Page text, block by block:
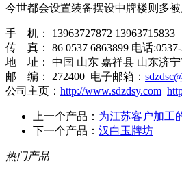
今世都会设置装备摆设中牌楼则多
手 机： 13963727872 13963715833
传 真： 86 0537 6863899 电话:0537-
地 址： 中国 山东 嘉祥县 山东济
邮 编： 272400 电子邮箱：
公司主页： http://www.sdzdsy.com
上一个产品： 为江苏客户加工
下一个产品： 汉白玉牌坊
热门产品